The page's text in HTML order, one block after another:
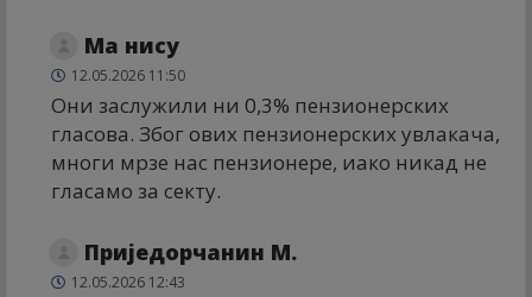
Ма нису
12.05.2026 11:50
Они заслужили ни 0,3% пензионерских
гласова. Због ових пензионерских увлакача,
многи мрзе нас пензионере, иако никад не
гласамо за секту.
Приједорчанин М.
12.05.2026 12:43